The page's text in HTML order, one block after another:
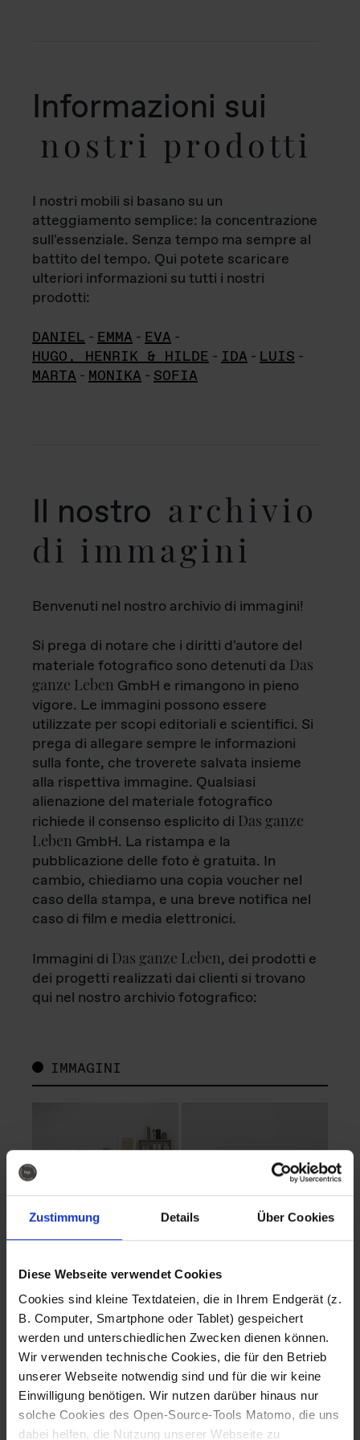
Zustimmung Details Über Cookies
Diese Webseite verwendet Cookies
Cookies sind kleine Textdateien, die in Ihrem Endgerät (z.
B. Computer, Smartphone oder Tablet) gespeichert
werden und unterschiedlichen Zwecken dienen können.
Wir verwenden technische Cookies, die für den Betrieb
unserer Webseite notwendig sind und für die wir keine
Einwilligung benötigen. Wir nutzen darüber hinaus nur
solche Cookies des Open-Source-Tools Matomo, die uns
dabei helfen, die Nutzung unserer Webseite zu
Informazioni sui
nostri prodotti
I nostri mobili si basano su un
atteggiamento semplice: la concentrazione
sull'essenziale. Senza tempo ma sempre al
battito del tempo. Qui potete scaricare
ulteriori informazioni su tutti i nostri
prodotti:
DANIEL - EMMA - EVA -
HUGO, HENRIK & HILDE - IDA - LUIS -
MARTA - MONIKA - SOFIA
Il nostro archivio
di immagini
Benvenuti nel nostro archivio di immagini!
Si prega di notare che i diritti d'autore del
materiale fotografico sono detenuti da Das
ganze Leben GmbH e rimangono in pieno
vigore. Le immagini possono essere
utilizzate per scopi editoriali e scientifici. Si
prega di allegare sempre le informazioni
sulla fonte, che troverete salvata insieme
alla rispettiva immagine. Qualsiasi
alienazione del materiale fotografico
richiede il consenso esplicito di Das ganze
Leben GmbH. La ristampa e la
pubblicazione delle foto è gratuita. In
cambio, chiediamo una copia voucher nel
caso della stampa, e una breve notifica nel
caso di film e media elettronici.
Immagini di Das ganze Leben, dei prodotti e
dei progetti realizzati dai clienti si trovano
qui nel nostro archivio fotografico:
IMMAGINI
Fotografo: Lorenz
Sternbach
Download
Fotografo: Lorenz
Sternbach
Download